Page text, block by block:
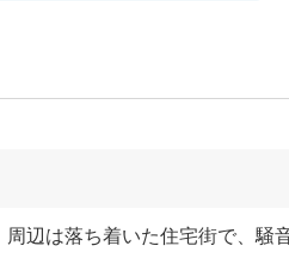
辺は落ち着いた住宅街で、騒